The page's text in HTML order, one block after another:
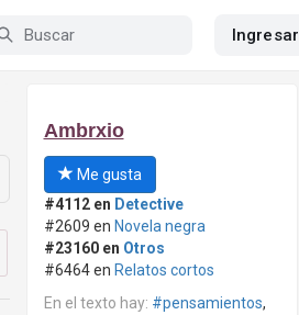
Ingresar
Ambrxio
Me gusta
#4112 en Detective
#2609 en Novela negra
#23160 en Otros
#6464 en Relatos cortos
En el texto hay: #pensamientos,